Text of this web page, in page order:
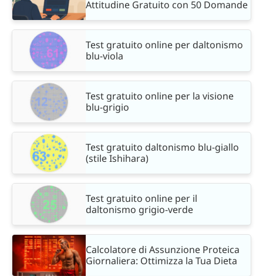
Attitudine Gratuito con 50 Domande
Test gratuito online per daltonismo
blu-viola
Test gratuito online per la visione
blu-grigio
Test gratuito daltonismo blu-giallo
(stile Ishihara)
Test gratuito online per il
daltonismo grigio-verde
Calcolatore di Assunzione Proteica
Giornaliera: Ottimizza la Tua Dieta